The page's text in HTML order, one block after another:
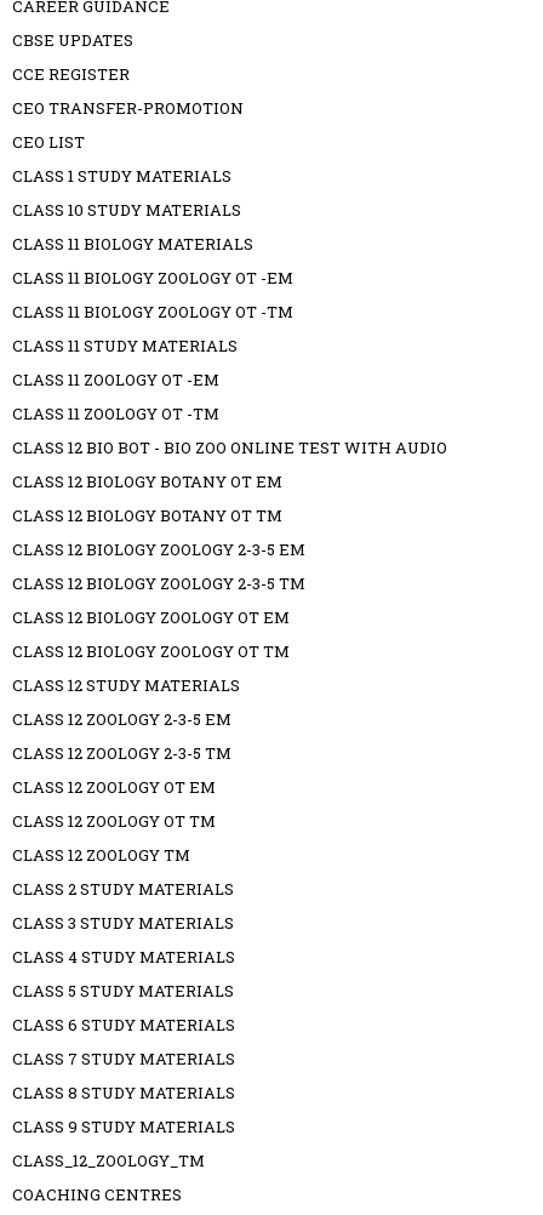
CAREER GUIDANCE
CBSE UPDATES
CCE REGISTER
CEO TRANSFER-PROMOTION
CEO LIST
CLASS 1 STUDY MATERIALS
CLASS 10 STUDY MATERIALS
CLASS 11 BIOLOGY MATERIALS
CLASS 11 BIOLOGY ZOOLOGY OT -EM
CLASS 11 BIOLOGY ZOOLOGY OT -TM
CLASS 11 STUDY MATERIALS
CLASS 11 ZOOLOGY OT -EM
CLASS 11 ZOOLOGY OT -TM
CLASS 12 BIO BOT - BIO ZOO ONLINE TEST WITH AUDIO
CLASS 12 BIOLOGY BOTANY OT EM
CLASS 12 BIOLOGY BOTANY OT TM
CLASS 12 BIOLOGY ZOOLOGY 2-3-5 EM
CLASS 12 BIOLOGY ZOOLOGY 2-3-5 TM
CLASS 12 BIOLOGY ZOOLOGY OT EM
CLASS 12 BIOLOGY ZOOLOGY OT TM
CLASS 12 STUDY MATERIALS
CLASS 12 ZOOLOGY 2-3-5 EM
CLASS 12 ZOOLOGY 2-3-5 TM
CLASS 12 ZOOLOGY OT EM
CLASS 12 ZOOLOGY OT TM
CLASS 12 ZOOLOGY TM
CLASS 2 STUDY MATERIALS
CLASS 3 STUDY MATERIALS
CLASS 4 STUDY MATERIALS
CLASS 5 STUDY MATERIALS
CLASS 6 STUDY MATERIALS
CLASS 7 STUDY MATERIALS
CLASS 8 STUDY MATERIALS
CLASS 9 STUDY MATERIALS
CLASS_12_ZOOLOGY_TM
COACHING CENTRES